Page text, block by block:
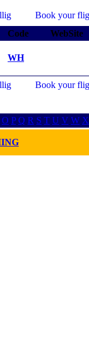
Code WebSite
WH
O P Q R S T U V W X